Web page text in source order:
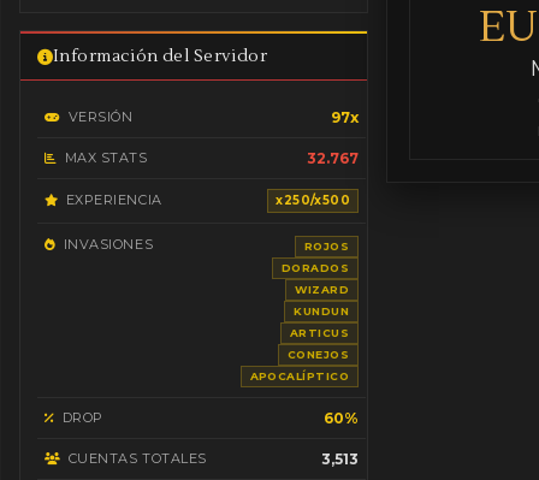
Información del Servidor
VERSIÓN 97x
MAX STATS 32.767
EXPERIENCIA x250/x500
INVASIONES
ROJOS
DORADOS
WIZARD
KUNDUN
ARTICUS
CONEJOS
APOCALÍPTICO
DROP 60%
CUENTAS TOTALES 3,513